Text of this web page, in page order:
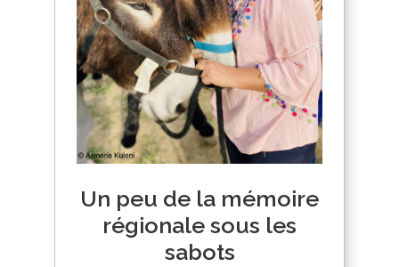
Un peu de la mémoire
régionale sous les
sabots